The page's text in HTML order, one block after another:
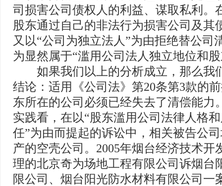
司损害公司债权人的利益、谋取私利。
股东通过自己的非法行为损害公司及其
又以“公司为独立法人”为由拒绝替公司
为显然属于“滥用公司法人独立地位和
如果我们以上的分析成立，那么我
结论：适用《公司法》第20条第3款的
东所在的公司必须已经失去了清偿能力
实践看，在以“股东滥用公司法律人格
任”为由而提起的诉讼中，相关被告公
产的空壳公司。2005年烟台经济技术开
理的北京奇为场地工程有限公司诉烟台
限公司、烟台阳光防水材料有限公司一